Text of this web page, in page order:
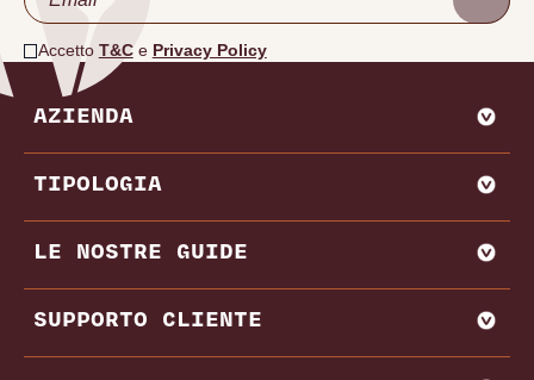
Accetto T&Ce Privacy Policy
AZIENDA
CHI SIAMO
VADEMECUM VINODOO
ENOWEB
VENDI CON NOI
TIPOLOGIA
AGLIANICO
AMARONE
BAROLO
BRUNELLO DI MONTALCINO
CHIANTI
LE NOSTRE GUIDE
MIGLIORI PRODUTTORI E CANTINE ITALIA
MIGLIORI PRODUTTORI E CANTINE FRANCIA
REGIONI VINICOLE
SUPPORTO CLIENTE
CONTATTI